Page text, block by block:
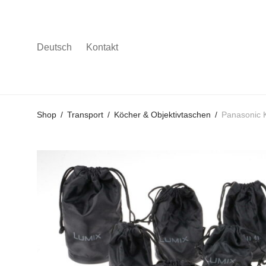
Deutsch Kontakt
Shop / Transport / Köcher & Objektivtaschen / Panasonic